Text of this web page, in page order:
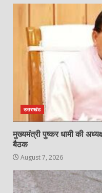
उत्तराखंड
मुख्यमंत्री पुष्कर धामी की
बैठक
August 7, 2026